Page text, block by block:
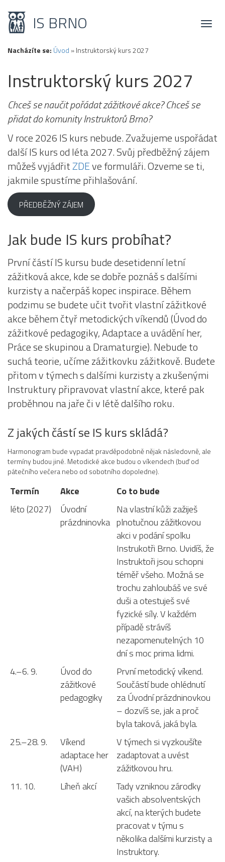
Toggle
IS BRNO
Nacházíte se: Úvod »Instruktorský kurs 2027
Instruktorský kurs 2027
Chceš se naučit pořádat zážitkové akce? Chceš se
přidat do komunity Instruktorů Brno?
V roce 2026 IS kurs nebude. Zvažujeme uspořádat
další IS kurs od léta 2027. Svůj předběžný zájem
můžeš vyjádřitZDEve formuláři. Ozveme se ti,
jakmile spustíme přihlašování.
PŘEDBĚŽNÝ ZÁJEM
Jak bude IS kurs probíhat?
První částí IS kursu bude desetidenní letní
zážitková akce, kde se dobře poznáš s dalšími
kurzisty a načerpáš kopec inspirace. Během
podzimu se budete učit tvořit vlastní zážitkové
akce během čtyř metodických víkendů (Úvod do
zážitkové pedagogiky, Adaptace a uvádění her,
Práce se skupinou a Dramaturgie). Nebude to
suchá teorie, učíme zážitkovku zážitkově. Budete
přitom v týmech s dalšími kurzisty a zkušenými
Instruktury připravovat vlastní akce, které pak
proběhnou na jaře či v létě dalšího roku.
Z jakých částí se IS kurs skládá?
Harmonogram bude vypadat pravděpodobně nějak následovně, ale
termíny budou jiné. Metodické akce budou o víkendech (buď od
pátečního večera nebo od sobotního dopoledne).
Termín Akce
Co to bude
léto (2027)
Úvodní
prázdninovka
Na vlastní kůži zažiješ
plnotučnou zážitkovou
akci v podání spolku
Instrukotři Brno. Uvidíš, že
Instruktoři jsou schopni
téměř všeho. Možná se
trochu zahloubáš ve své
duši a otestuješ své
fyzické síly. V každém
případě strávíš
nezapomenutelných 10
dní s moc prima lidmi.
4.–6. 9.
Úvod do
zážitkové
pedagogiky
První metodický víkend.
Součástí bude ohlédnutí
za Úvodní prázdninovkou
– dozvíš se, jak a proč
byla taková, jaká byla.
25.–28. 9.
Víkend
adaptace her
(VAH)
V týmech si vyzkoušíte
zadaptovat a uvést
zážitkovou hru.
11. 10.
Líheň akcí
Tady vzniknou zárodky
vašich absolventských
akcí, na kterých budete
pracovat v týmu s
několika dalšími kurzisty a
Instruktory.